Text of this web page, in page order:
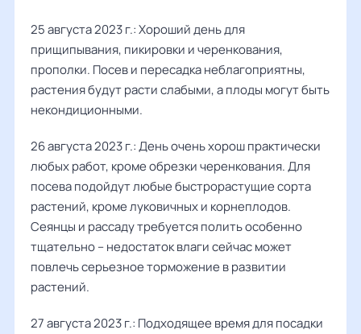
25 августа 2023 г.: Хороший день для
прищипывания, пикировки и черенкования,
прополки. Посев и пересадка неблагоприятны,
растения будут расти слабыми, а плоды могут быть
некондиционными.
26 августа 2023 г.: День очень хорош практически
любых работ, кроме обрезки черенкования. Для
посева подойдут любые быстрорастущие сорта
растений, кроме луковичных и корнеплодов.
Сеянцы и рассаду требуется полить особенно
тщательно – недостаток влаги сейчас может
повлечь серьезное торможение в развитии
растений.
27 августа 2023 г.: Подходящее время для посадки